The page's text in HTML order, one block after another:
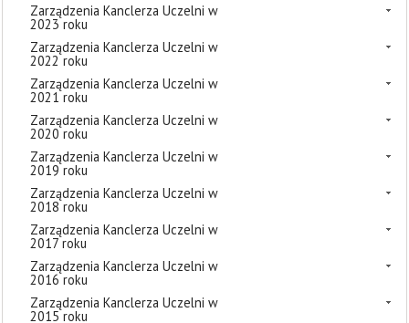
Zarządzenia Kanclerza Uczelni w
2023 roku
Zarządzenia Kanclerza Uczelni w
2022 roku
Zarządzenia Kanclerza Uczelni w
2021 roku
Zarządzenia Kanclerza Uczelni w
2020 roku
Zarządzenia Kanclerza Uczelni w
2019 roku
Zarządzenia Kanclerza Uczelni w
2018 roku
Zarządzenia Kanclerza Uczelni w
2017 roku
Zarządzenia Kanclerza Uczelni w
2016 roku
Zarządzenia Kanclerza Uczelni w
2015 roku